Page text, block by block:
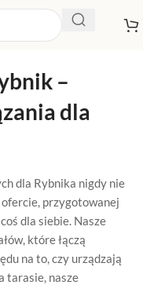
–
dla
dla Rybnika nigdy nie
przygotowanej
dla siebie. Nasze
które łączą
na to, czy urządzają
tarasie, nasze